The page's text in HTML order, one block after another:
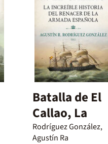
Batalla de El
Callao, La
Rodríguez González,
Agustín Ra